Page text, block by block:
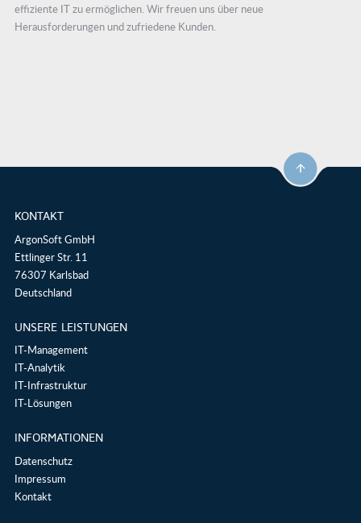
effiziente IT zu ermöglichen. Wir freuen uns über neue
Herausforderungen und zufriedene Kunden.
KONTAKT
ArgonSoft GmbH
Ettlinger Str. 11
76307 Karlsbad
Deutschland
UNSERE LEISTUNGEN
IT-Management
IT-Analytik
IT-Infrastruktur
IT-Lösungen
INFORMATIONEN
Datenschutz
Impressum
Kontakt